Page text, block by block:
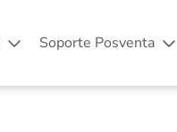
Soporte Posventa